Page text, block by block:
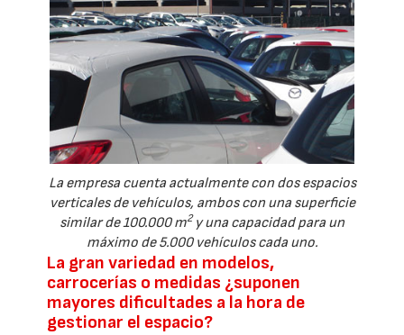
La empresa cuenta actualmente con dos espacios
verticales de vehículos, ambos con una superficie
similar de 100.000 m2y una capacidad para un
máximo de 5.000 vehículos cada uno.
La gran variedad en modelos,
carrocerías o medidas ¿suponen
mayores dificultades a la hora de
gestionar el espacio?